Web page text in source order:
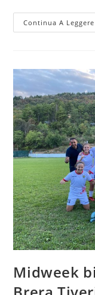
Continua A Leggere
Midweek